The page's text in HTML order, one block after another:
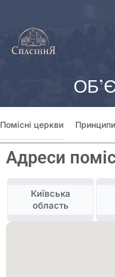
Помісні церкви
Адреси
Київська
область